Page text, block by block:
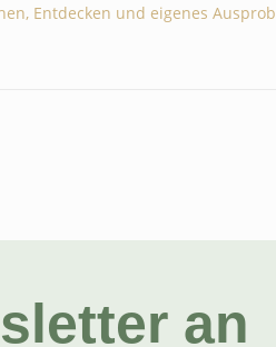
Entdecken und eigenes
an